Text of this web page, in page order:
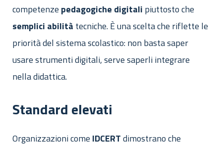
competenze pedagogiche digitali piuttosto che
semplici abilità tecniche. È una scelta che riflette le
priorità del sistema scolastico: non basta saper
usare strumenti digitali, serve saperli integrare
nella didattica.
Standard elevati
Organizzazioni come IDCERTdimostrano che